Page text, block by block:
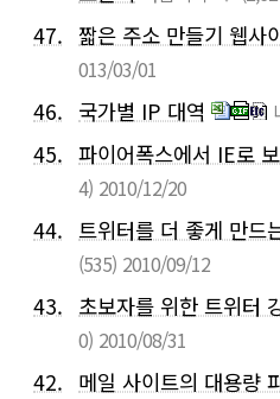
47. 짧은 주소 만들기 웹사
013/03/01
46. 국가별 IP 대역
45. 파이어폭스에서 IE로
4) 2010/12/20
44. 트위터를 더 좋게 만드
(535) 2010/09/12
43. 초보자를 위한 트위터
0) 2010/08/31
42. 메일 사이트의 대용량